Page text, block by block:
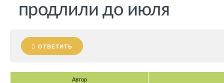
продлили до июля
ОТВЕТИТЬ
Автор